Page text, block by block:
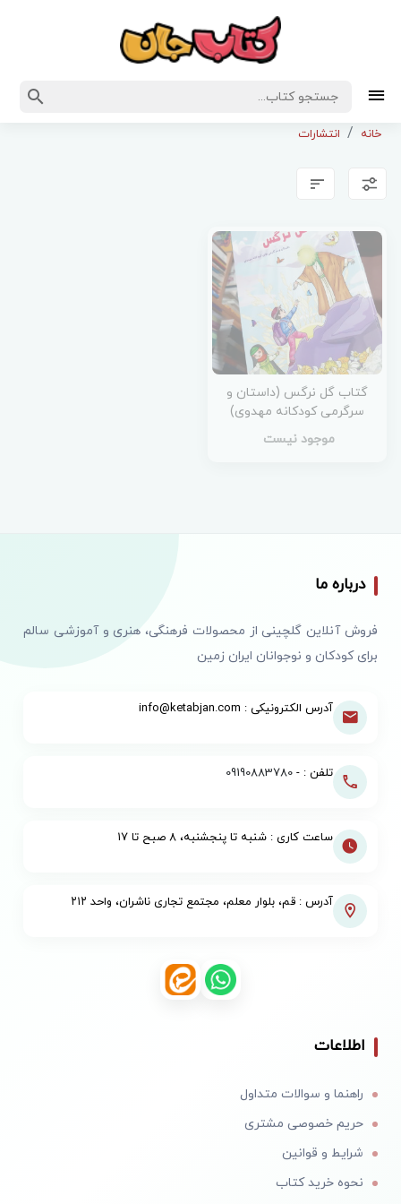
خانه انتشارات
گتاب گل نرگس (داستان و
سرگرمی کودکانه مهدوی)
موجود نیست
درباره ما
فروش آنلاین گلچینی از محصولات فرهنگی، هنری و آموزشی سالم
برای کودکان و نوجوانان ایران زمین
آدرس الکترونیکی : info@ketabjan.com
تلفن : -09190883780
ساعت کاری : شنبه تا پنجشنبه، ۸ صبح تا ۱۷
آدرس : قم، بلوار معلم، مجتمع تجاری ناشران، واحد ۲۱۲
اطلاعات
راهنما و سوالات متداول
حریم خصوصی مشتری
شرایط و قوانین
نحوه خرید کتاب